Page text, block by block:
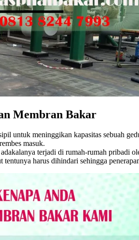
Membran Bakar
untuk meninggikan kapasitas sebuah
masuk.
terjadi di rumah-rumah pribadi
tentunya harus dihindari sehingga